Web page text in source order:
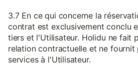
3.7 En ce qui concerne la
contrat est exclusivement conclu
tiers et l'Utilisateur. Holidu ne fait
relation contractuelle et ne fournit
services à l'Utilisateur.